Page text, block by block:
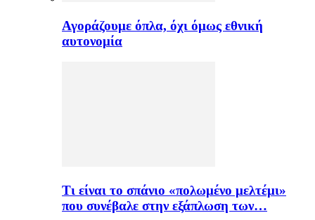
Αγοράζουμε όπλα, όχι όμως εθνική
αυτονομία
Τι είναι το σπάνιο «πολωμένο μελτέμι»
που συνέβαλε στην εξάπλωση των…